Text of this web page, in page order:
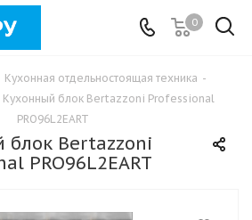
0
Кухонная отдельностоящая техника -
Кухонный блок Bertazzoni Professional
PRO96L2EART
блок Bertazzoni
PRO96L2EART